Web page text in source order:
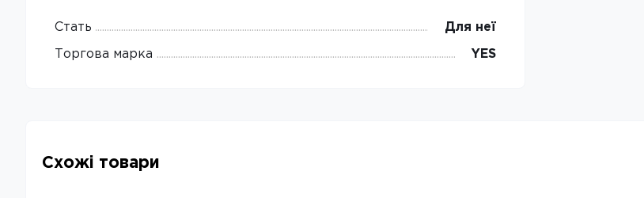
Стать Для неї
Торгова марка YES
Схожі товари